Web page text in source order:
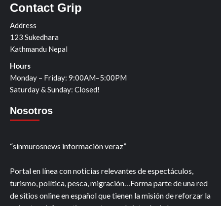
Contact Grip
Address
123 Sukedhara
Kathmandu Nepal
Hours
Monday – Friday: 9:00AM–5:00PM
Saturday & Sunday: Closed!
Nosotros
“sinmurosnews información veraz”
Portal en línea con noticias relevantes de espectáculos,
turismo, política, pesca, migración…Forma parte de una red
de sitios online en español que tienen la misión de reforzar la